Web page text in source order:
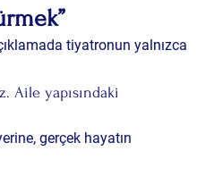
tiyatronun yalnızca
Aile yapısındaki
gerçek hayatın